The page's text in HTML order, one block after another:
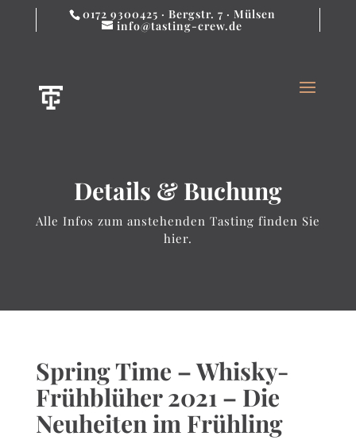
0172 9300425 · Bergstr. 7 · Mülsen
info@tasting-crew.de
Details & Buchung
Alle Infos zum anstehenden Tasting finden Sie
hier.
Spring Time – Whisky-
Frühblüher 2021 – Die
Neuheiten im Frühling